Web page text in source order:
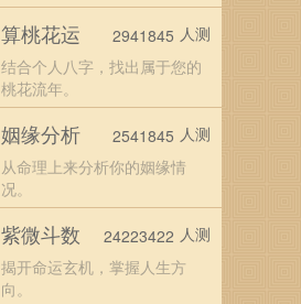
算桃花运
结合个人八字，找出属于您的
桃花流年。
2941845 人测
姻缘分析
从命理上来分析你的姻缘情
况。
2541845 人测
紫微斗数
揭开命运玄机，掌握人生方
向。
24223422 人测